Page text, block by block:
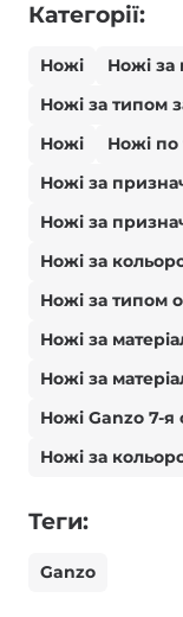
Категорії:
Ножі Ножі за
Ножі за типом
Ножі
Ножі по
Ножі за
Ножі за
Ножі за
Ножі за типом
Ножі за
Ножі за
Ножі Ganzo 7-я
Ножі за
Теги:
Ganzo